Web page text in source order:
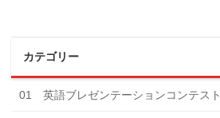
カテゴリー
01 英語ブレゼンテーションコンテスト